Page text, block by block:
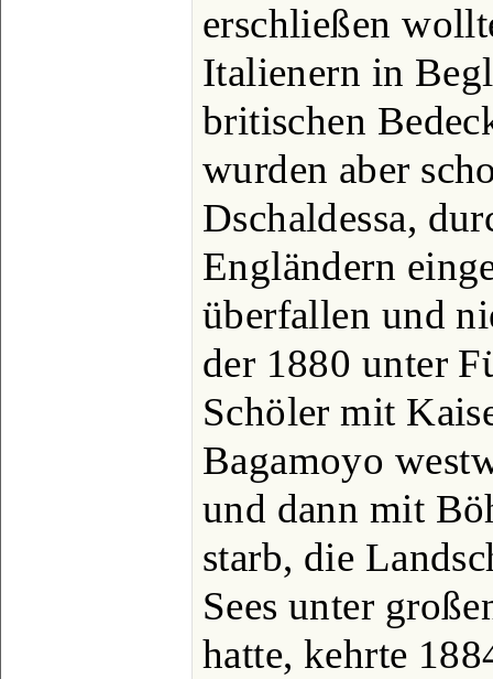
erschließen
Italienern in
britischen
wurden aber
Dschaldessa,
Engländern
überfallen und
der 1880 unter
Schöler mit
Bagamoyo
und dann mit
starb, die
Sees unter
hatte, kehrte